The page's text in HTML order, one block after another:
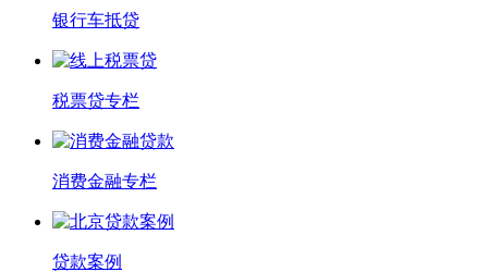
银行车抵贷
税票贷专栏
消费金融专栏
贷款案例